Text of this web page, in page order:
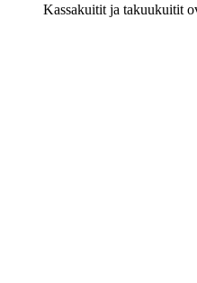
Kassakuitit ja takuukuitit